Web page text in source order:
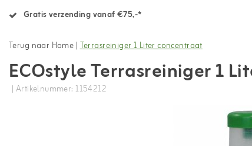
Gratis verzending vanaf €75,-*
Terug naar Home |Terrasreiniger 1 Liter concentraat
ECOstyle Terrasreiniger 1
| Artikelnummer: 1154212